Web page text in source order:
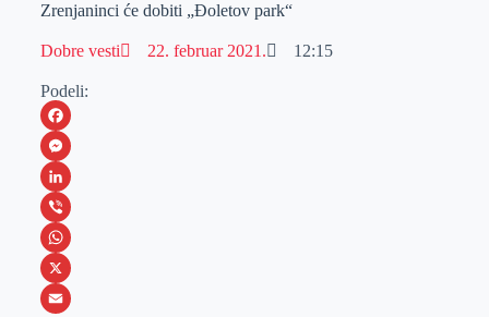
Zrenjaninci će dobiti „Đoletov park“
Dobre vesti 22. februar 2021. 12:15
Podeli:
F
a
c
e
b
o
M
e
s
s
e
L
i
n
k
V
i
b
W
h
X